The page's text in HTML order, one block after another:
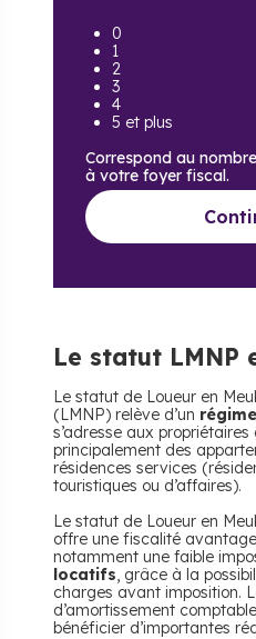
0
1
2
3
4
5 et plus
Correspond au
à votre foyer fiscal.
Le statut LMNP
Le statut de Loueur en
(LMNP) relève d’un
s’adresse aux
principalement des
résidences services
touristiques ou d’affaires).
Le statut de Loueur en
offre une fiscalité
notamment une faible
locatifs, grâce à la
charges avant imposition.
d’amortissement
bénéficier d’importantes